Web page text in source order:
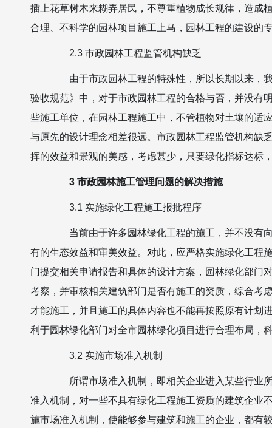
插上花草树木来糊弄居民，不尊重植物成长规律，造成
合理、不科学的园林项目施工上马，园林工程的建设的
2.3 市政园林工程监管机构缺乏
由于市政园林工程的特殊性，所以长期以来，我
验收规范》中，对于市政园林工程的合格与否，并没有
些施工单位，在园林工程施工中，不管植物对土壤的适
与原先的设计理念相差很远。市政园林工程监管机构缺
挥的效益和景观的美感，考虑甚少，只要绿化指标达标
3 市政园林施工管理问题的解决措施
3.1 实施绿化工程施工报批程序
当前由于许多园林绿化工程的施工，并不没有向
有的生态效益和审美效益。对此，应严格实施绿化工程
门提交相关申请报告和具体的设计方案，园林绿化部门
考察，并审核相关建筑部门是否有施工的资质，综合考
才能施工，并且施工的具体内容也不能再按照原有计划
利于园林绿化部门对全市园林绿化项目进行合理布局，
3.2 实施市场准入机制
所谓市场准入机制，即相关企业进入某些行业所
准入机制，对一些不具有绿化工程施工资质的建筑企业
施市场准入机制，使能够参与建筑和施工的企业，都有